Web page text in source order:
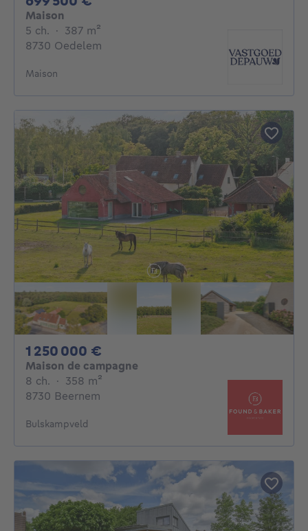
Maison
5 ch. 5 chambres
· 387 m²
8730 Oedelem
Maison
1 250 000 €
Maison de campagne
8 ch. 8 chambres
· 358 m²
8730 Beernem
Bulskampveld